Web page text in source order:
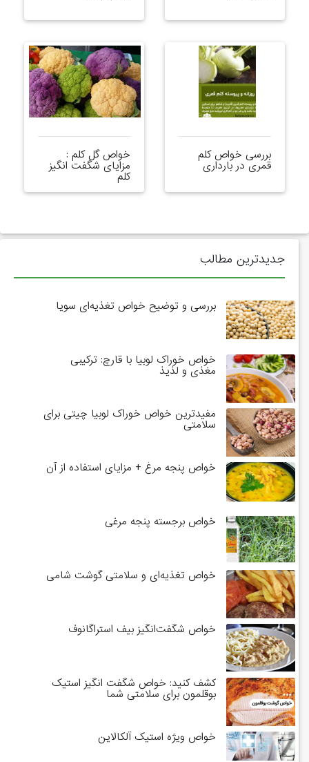
بررسی خواص کلم
قمری در بارداری
خواص گل کلم :
مزایای شگفت انگیز
کلم
جدیدترین مطالب
بررسی و توضیح خواص تغذیه‌ای سویا
خواص خوراک لوبیا با قارچ: ترکیبی
مغذی و لذیذ
مفیدترین خواص خوراک لوبیا چیتی برای
سلامتی
خواص پنجه مرغ + مزایای استفاده از آن
خواص برجسته پنجه مرغی
خواص تغذیه‌ای و سلامتی گوشت شامی
خواص شگفت‌انگیز بیف استراگانوف
کشف کنید: خواص شگفت انگیز استیک
بوقلمون برای سلامتی شما
خواص ویژه استیک آلکالاین